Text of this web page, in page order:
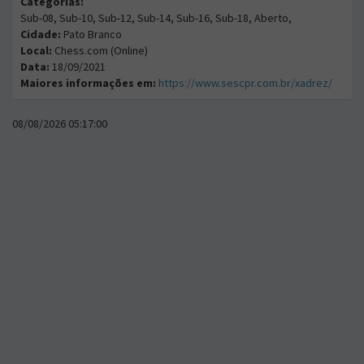
Sub-08, Sub-10, Sub-12, Sub-14, Sub-16, Sub-18, Aberto,
Cidade: Pato Branco
Local: Chess.com (Online)
Data: 18/09/2021
Maiores informações em: https://www.sescpr.com.br/xadrez/
08/08/2026 05:17:00